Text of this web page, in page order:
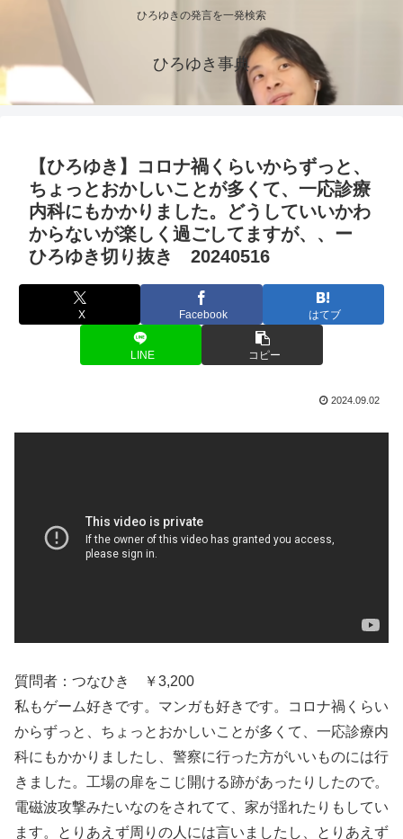
ひろゆきの発言を一発検索
ひろゆき事典
【ひろゆき】コロナ禍くらいからずっと、
ちょっとおかしいことが多くて、一応診療
内科にもかかりました。どうしていいかわ
からないが楽しく過ごしてますが、、ー
ひろゆき切り抜き 20240516
X Facebook はてブ
LINE コピー
2024.09.02
質問者：つなひき ￥3,200
私もゲーム好きです。マンガも好きです。コロナ禍くらい
からずっと、ちょっとおかしいことが多くて、一応診療内
科にもかかりましたし、警察に行った方がいいものには行
きました。工場の扉をこじ開ける跡があったりしたので。
電磁波攻撃みたいなのをされてて、家が揺れたりもしてい
ます。とりあえず周りの人には言いましたし、とりあえず